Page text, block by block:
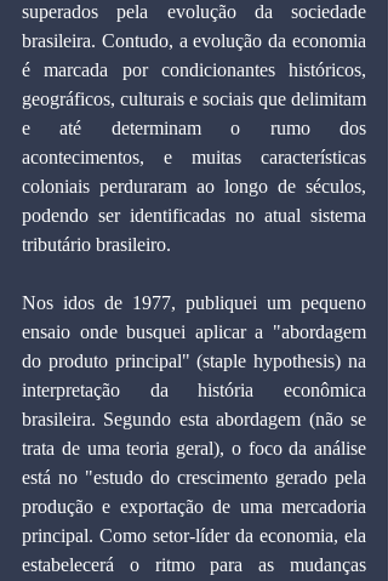
superados pela evolução da sociedade
brasileira. Contudo, a evolução da economia
é marcada por condicionantes históricos,
geográficos, culturais e sociais que delimitam
e até determinam o rumo dos
acontecimentos, e muitas características
coloniais perduraram ao longo de séculos,
podendo ser identificadas no atual sistema
tributário brasileiro.
Nos idos de 1977, publiquei um pequeno
ensaio onde busquei aplicar a "abordagem
do produto principal" (staple hypothesis) na
interpretação da história econômica
brasileira. Segundo esta abordagem (não se
trata de uma teoria geral), o foco da análise
está no "estudo do crescimento gerado pela
produção e exportação de uma mercadoria
principal. Como setor-líder da economia, ela
estabelecerá o ritmo para as mudanças